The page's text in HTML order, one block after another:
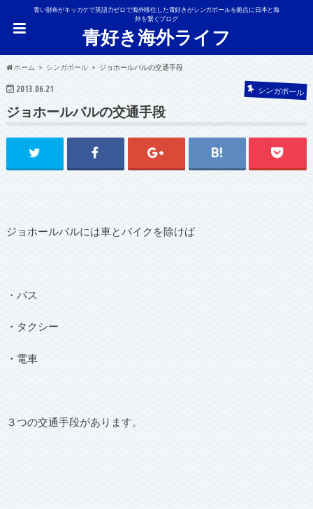
青い財布がキッカケで英語力ゼロで海外移住した青好きがシンガポールを拠点に日本と海
外を繋ぐブログ
青好き海外ライフ
ホーム シンガポール ジョホールバルの交通手段
2013.06.21 シンガポール
ジョホールバルの交通手段
ジョホールバルには車とバイクを除けば
・バス
・タクシー
・電車
３つの交通手段があります。